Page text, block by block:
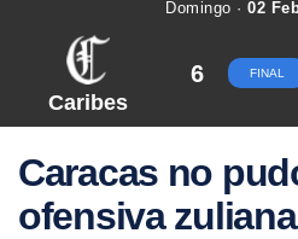
Domingo ·02
Caribes
6 FINAL
Caracas no
ofensiva zuliana